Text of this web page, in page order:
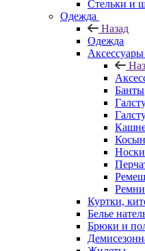
Стельки и
Одежда
Назад
Одежда
Банты
Носки
Ремни
Куртки,
Белье
Брюки и